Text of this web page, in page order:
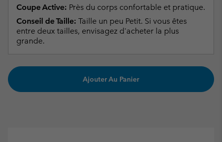
Coupe Active: Près du corps confortable et pratique.
Conseil de Taille: Taille un peu Petit. Si vous êtes
entre deux tailles, envisagez d'acheter la plus
grande.
Ajouter Au Panier